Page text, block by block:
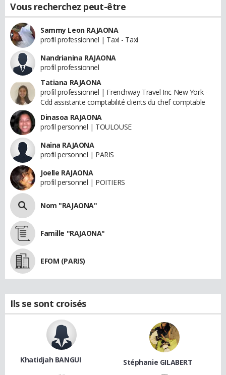
Vous recherchez peut-être
Sammy Leon RAJAONA
profil professionnel | Taxi - Taxi
Nandrianina RAJAONA
profil professionnel
Tatiana RAJAONA
profil professionnel | Frenchway Travel Inc New York -
Cdd assistante comptabilité clients du chef comptable
Dinasoa RAJAONA
profil personnel | TOULOUSE
Naina RAJAONA
profil personnel | PARIS
Joelle RAJAONA
profil personnel | POITIERS
Nom "RAJAONA"
Famille "RAJAONA"
EFOM (PARIS)
Ils se sont croisés
Khatidjah BANGUI Stéphanie GILABERT